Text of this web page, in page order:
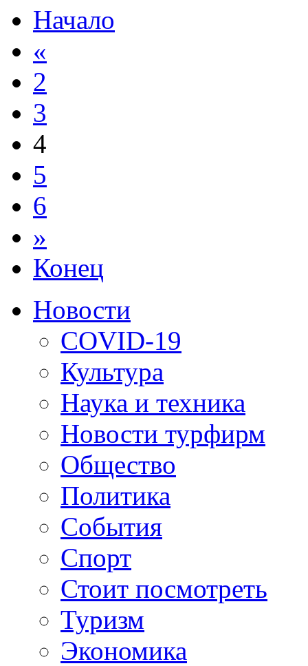
Начало
«
2
3
4
5
6
»
Конец
Новости
COVID-19
Культура
Наука и техника
Новости турфирм
Общество
Политика
События
Спорт
Стоит посмотреть
Туризм
Экономика